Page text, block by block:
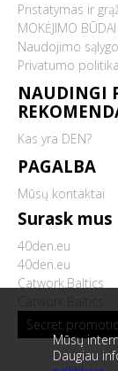
Mūsų
Daugiau
Pristatymas ir
MOKĖJIMO BŪDAI
Naudojimo
Privatumo politika
NAUDINGI
Kas yra DEN?
PAGALBA
Mūsų kontaktai
Surask mus
40den.eu
40den.eu
Catwork.Baltics
Secret